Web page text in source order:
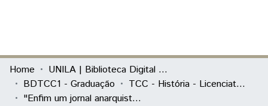
Communities & Collections
All of DSpace
Home
UNILA | Biblioteca Digital de Trabalhos de Conclusão de Curso
BDTCC1 - Graduação
TCC - História - Licenciatura
"Enfim um jornal anarquista". Visão do jornal anarquista O Inimigo do Rei sobre o capitalismo e o comunismo